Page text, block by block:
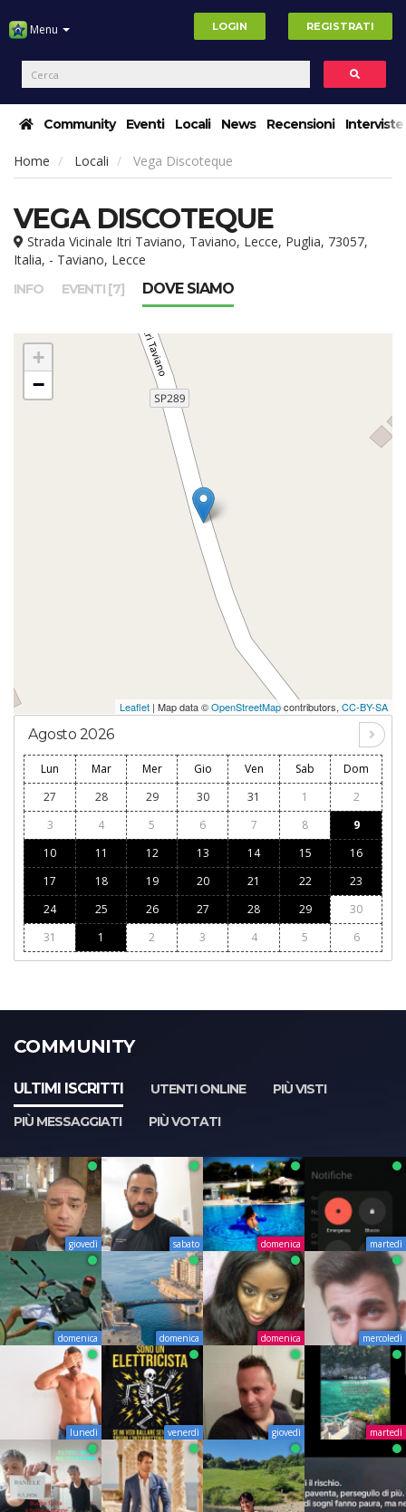
Menu LOGIN REGISTRATI
Community Eventi Locali News Recensioni Interviste
Home Locali Vega Discoteque
VEGA DISCOTEQUE
Strada Vicinale Itri Taviano, Taviano, Lecce, Puglia, 73057,
Italia, - Taviano, Lecce
INFO EVENTI [7] DOVE SIAMO
+
−
Leaflet | Map data ©OpenStreetMapcontributors, CC-BY-SA
Agosto 2026
Lun Mar Mer Gio Ven Sab
Dom
27
28 29 30 31 1
2
3
4 5 6 7 8
9
10
11 12 13 14 15
16
17
18 19 20 21 22
23
24
25 26 27 28 29
30
31
1 2 3 4 5 6
COMMUNITY
ULTIMI ISCRITTI UTENTI ONLINE
PIÙ VISTI
PIÙ MESSAGGIATI
PIÙ VOTATI
giovedì sabato domenica martedì
domenica domenica domenica mercoledì
lunedì venerdì giovedì martedì